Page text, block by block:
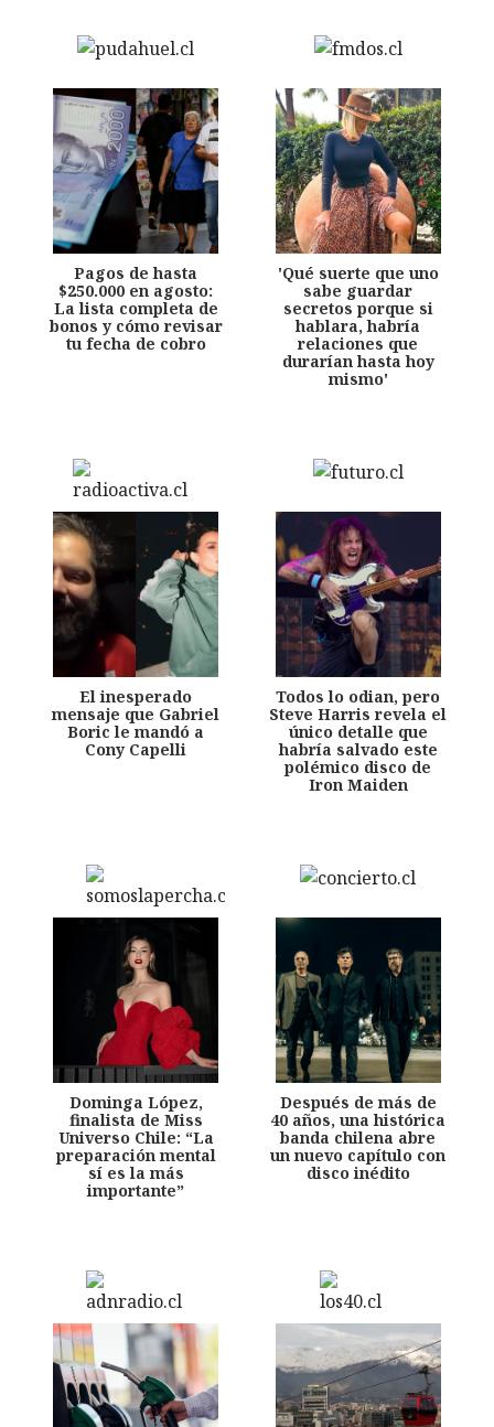
Pagos de hasta
$250.000 en agosto:
La lista completa de
bonos y cómo revisar
tu fecha de cobro
'Qué suerte que uno
sabe guardar
secretos porque si
hablara, habría
relaciones que
durarían hasta hoy
mismo'
El inesperado
mensaje que Gabriel
Boric le mandó a
Cony Capelli
Todos lo odian, pero
Steve Harris revela el
único detalle que
habría salvado este
polémico disco de
Iron Maiden
Dominga López,
finalista de Miss
Universo Chile: “La
preparación mental
sí es la más
importante”
Después de más de
40 años, una histórica
banda chilena abre
un nuevo capítulo con
disco inédito